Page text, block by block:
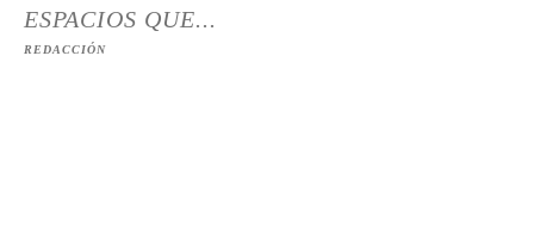
ESPACIOS QUE...
REDACCIÓN